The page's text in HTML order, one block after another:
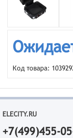
Код товара:
ELECITY.RU
+7(499)455-